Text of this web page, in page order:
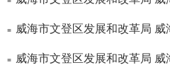
威海市文登区发展和改革局 威海市文登区财政局 威海市
威海市文登区发展和改革局 威海市文登区财政局 威海市文